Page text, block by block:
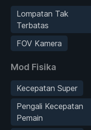
Lompatan Tak
Terbatas
FOV Kamera
Mod Fisika
Kecepatan Super
Pengali Kecepatan
Pemain